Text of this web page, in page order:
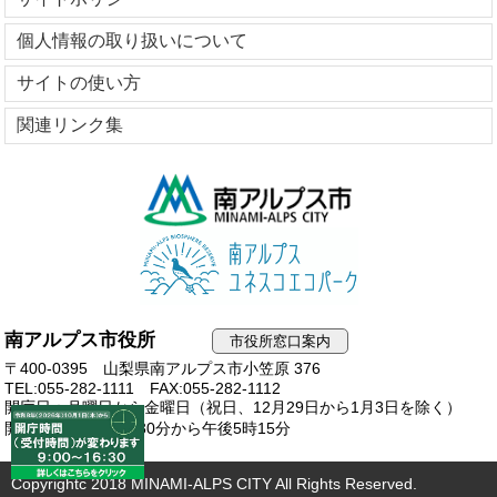
個人情報の取り扱いについて
サイトの使い方
関連リンク集
南アルプス市役所 市役所窓口案内
〒400-0395 山梨県南アルプス市小笠原 376
TEL:055-282-1111
FAX:055-282-1112
開庁日：月曜日から金曜日（祝日、12月29日から1月3日を除く）
開庁時間：午前8時30分から午後5時15分
Copyrightc 2018 MINAMI-ALPS CITY All Rights Reserved.